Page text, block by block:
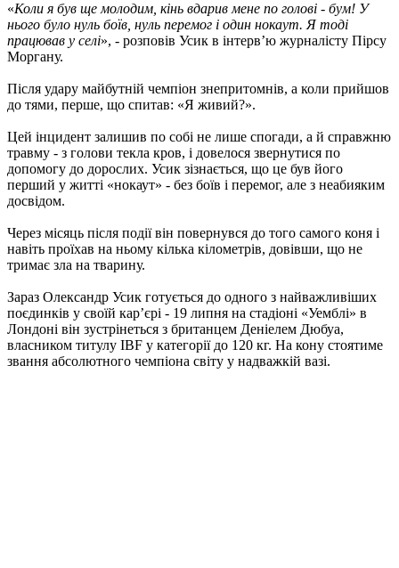
«Коли я був ще молодим, кінь вдарив мене по голові - бум! У
нього було нуль боїв, нуль перемог і один нокаут. Я тоді
працював у селі», - розповів Усик в інтерв’ю журналісту Пірсу
Моргану.
Після удару майбутній чемпіон знепритомнів, а коли прийшов
до тями, перше, що спитав: «Я живий?».
Цей інцидент залишив по собі не лише спогади, а й справжню
травму - з голови текла кров, і довелося звернутися по
допомогу до дорослих. Усик зізнається, що це був його
перший у житті «нокаут» - без боїв і перемог, але з неабияким
досвідом.
Через місяць після події він повернувся до того самого коня і
навіть проїхав на ньому кілька кілометрів, довівши, що не
тримає зла на тварину.
Зараз Олександр Усик готується до одного з найважливіших
поєдинків у своїй кар’єрі - 19 липня на стадіоні «Уемблі» в
Лондоні він зустрінеться з британцем Деніелем Дюбуа,
власником титулу IBF у категорії до 120 кг. На кону стоятиме
звання абсолютного чемпіона світу у надважкій вазі.